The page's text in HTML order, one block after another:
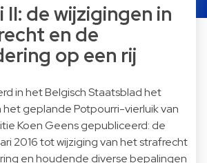
de wijzigingen in
en de
op een rij
in het Belgisch Staatsblad het
geplande Potpourri-vierluik van
Koen Geens gepubliceerd: de
2016 tot wijziging van het strafrecht
en houdende diverse bepalingen